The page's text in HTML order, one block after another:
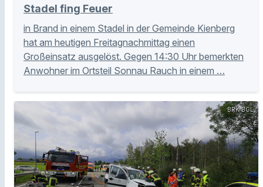
Stadel fing Feuer
in Brand in einem Stadel in der Gemeinde Kienberg
hat am heutigen Freitagnachmittag einen
Großeinsatz ausgelöst. Gegen 14:30 Uhr bemerkten
Anwohner im Ortsteil Sonnau Rauch in einem …
BRK BGL